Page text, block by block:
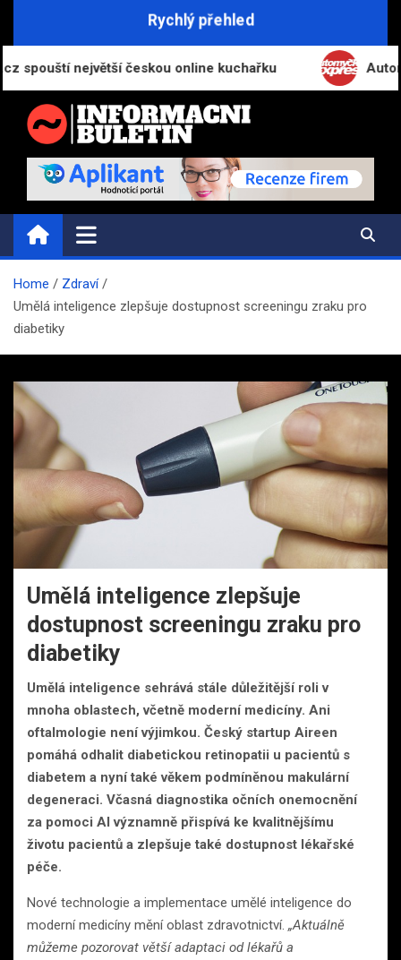
Rychlý přehled
největší českou online kuchařku Automyčka
INFORMAČNÍ-BULETIN.CZ
Novinky a informace
Home
Zdraví
Umělá inteligence zlepšuje dostupnost screeningu zraku pro
diabetiky
Umělá inteligence zlepšuje
dostupnost screeningu zraku pro
diabetiky
Umělá inteligence sehrává stále důležitější roli v
mnoha oblastech, včetně moderní medicíny. Ani
oftalmologie není výjimkou. Český startup Aireen
pomáhá odhalit diabetickou retinopatii u pacientů s
diabetem a nyní také věkem podmíněnou makulární
degeneraci. Včasná diagnostika očních onemocnění
za pomoci AI významně přispívá ke kvalitnějšímu
životu pacientů a zlepšuje také dostupnost lékařské
péče.
Nové technologie a implementace umělé inteligence do
moderní medicíny mění oblast zdravotnictví. „Aktuálně
můžeme pozorovat větší adaptaci od lékařů a